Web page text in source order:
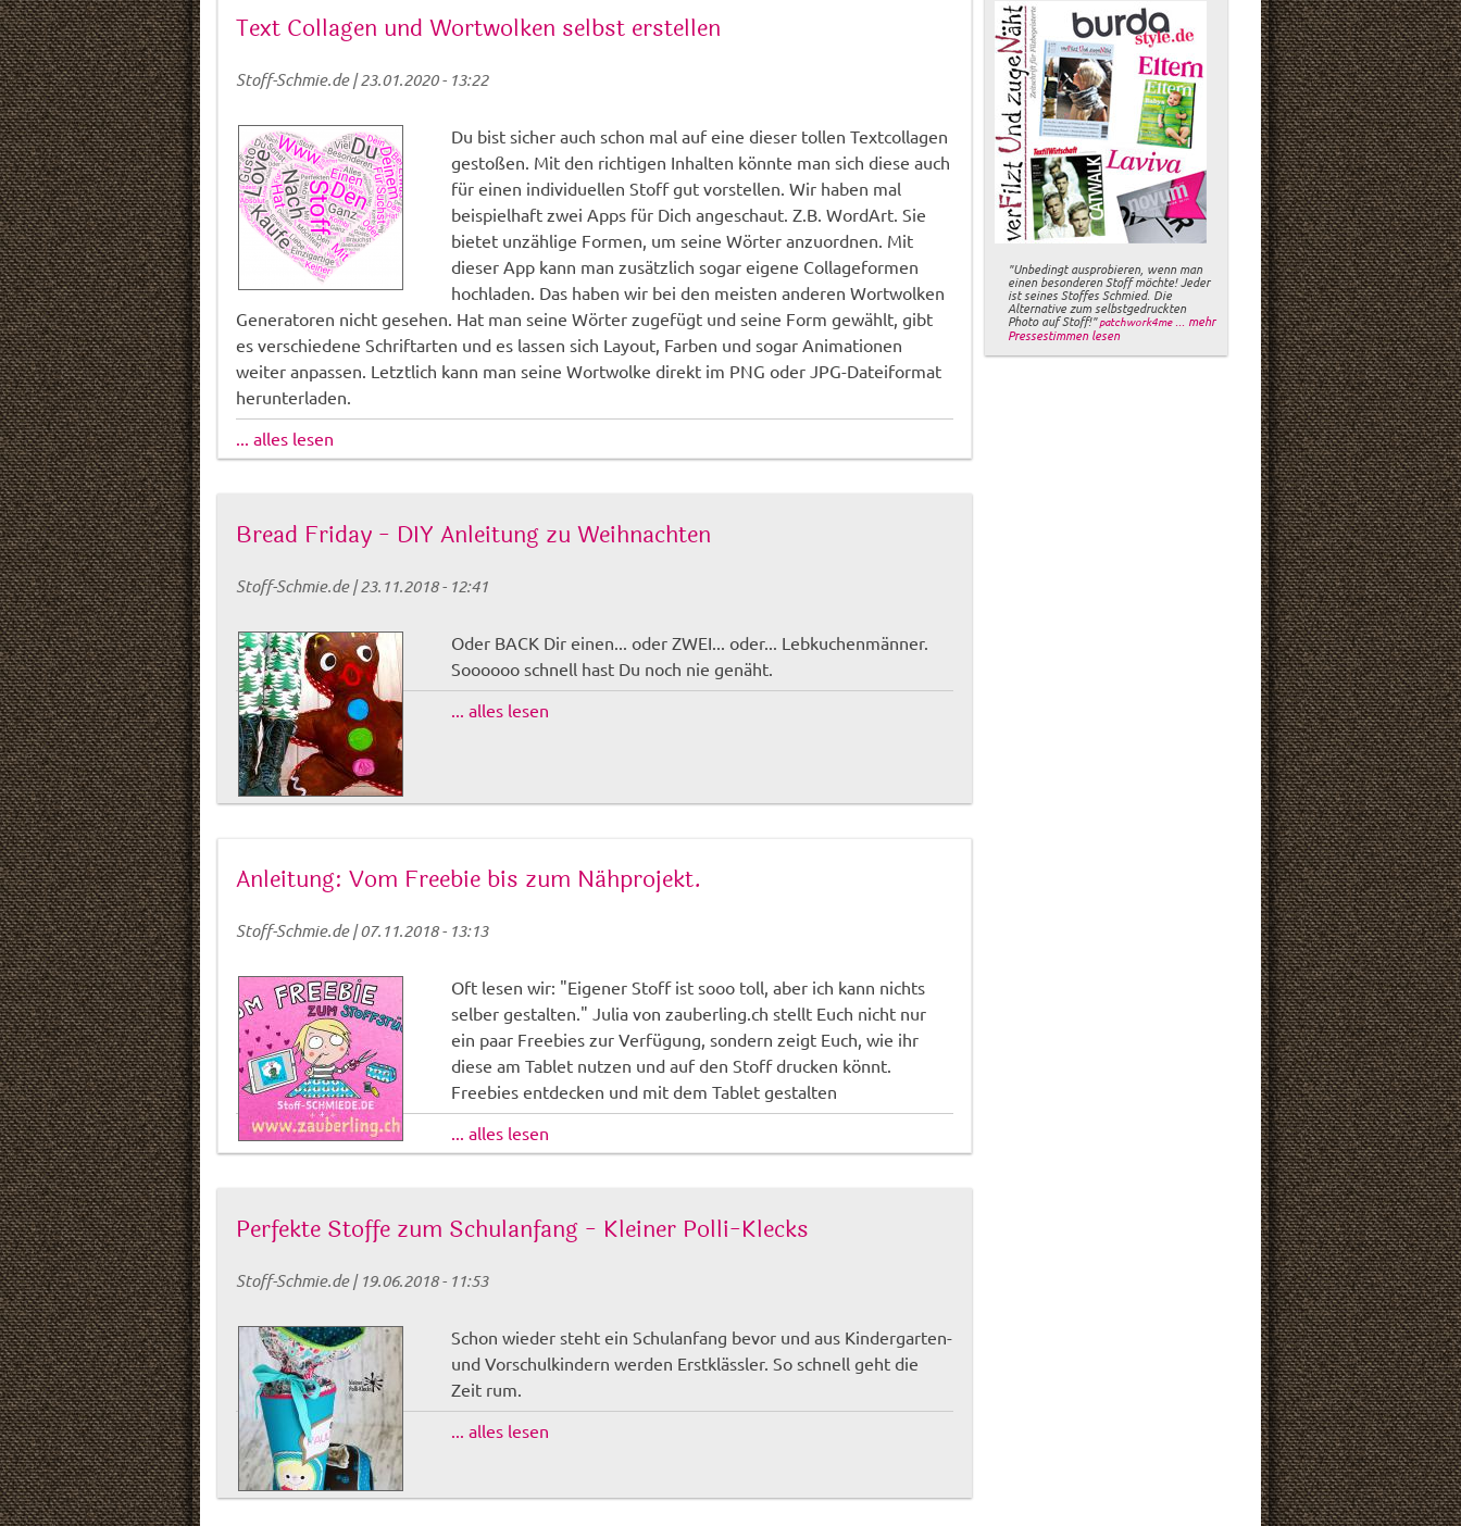
Text Collagen und Wortwolken selbst erstellen
Stoff-Schmie.de|23.01.2020 - 13:22
Du bist sicher auch schon mal auf eine dieser tollen Textcollagen
gestoßen. Mit den richtigen Inhalten könnte man sich diese auch
für einen individuellen Stoff gut vorstellen. Wir haben mal
beispielhaft zwei Apps für Dich angeschaut. Z.B. WordArt. Sie
bietet unzählige Formen, um seine Wörter anzuordnen. Mit
dieser App kann man zusätzlich sogar eigene Collageformen
hochladen. Das haben wir bei den meisten anderen Wortwolken
Generatoren nicht gesehen. Hat man seine Wörter zugefügt und seine Form gewählt, gibt
es verschiedene Schriftarten und es lassen sich Layout, Farben und sogar Animationen
weiter anpassen. Letztlich kann man seine Wortwolke direkt im PNG oder JPG-Dateiformat
herunterladen.
... alles lesen
Bread Friday - DIY Anleitung zu Weihnachten
Stoff-Schmie.de|23.11.2018 - 12:41
Oder BACK Dir einen... oder ZWEI... oder... Lebkuchenmänner.
Soooooo schnell hast Du noch nie genäht.
... alles lesen
Anleitung: Vom Freebie bis zum Nähprojekt.
Stoff-Schmie.de|07.11.2018 - 13:13
Oft lesen wir: "Eigener Stoff ist sooo toll, aber ich kann nichts
selber gestalten." Julia von zauberling.ch stellt Euch nicht nur
ein paar Freebies zur Verfügung, sondern zeigt Euch, wie ihr
diese am Tablet nutzen und auf den Stoff drucken könnt.
Freebies entdecken und mit dem Tablet gestalten
... alles lesen
Perfekte Stoffe zum Schulanfang - Kleiner Polli-Klecks
Stoff-Schmie.de| 19.06.2018 - 11:53
Schon wieder steht ein Schulanfang bevor und aus Kindergarten-
und Vorschulkindern werden Erstklässler. So schnell geht die
Zeit rum.
... alles lesen
"Unbedingt ausprobieren, wenn man
einen besonderen Stoff möchte! Jeder
ist seines Stoffes Schmied. Die
Alternative zum selbstgedruckten
Photo auf Stoff!"patchwork4me ... mehr
Pressestimmen lesen